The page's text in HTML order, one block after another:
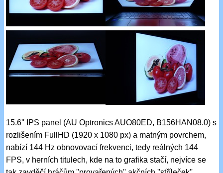
15.6'' IPS panel (AU Optronics AUO80ED, B156HAN08.0) s
rozlišením FullHD (1920 x 1080 px) a matným povrchem,
nabízí 144 Hz obnovovací frekvenci, tedy reálných 144
FPS, v herních titulech, kde na to grafika stačí, nejvíce se